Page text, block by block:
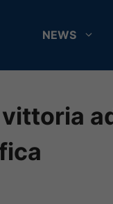
NEWS